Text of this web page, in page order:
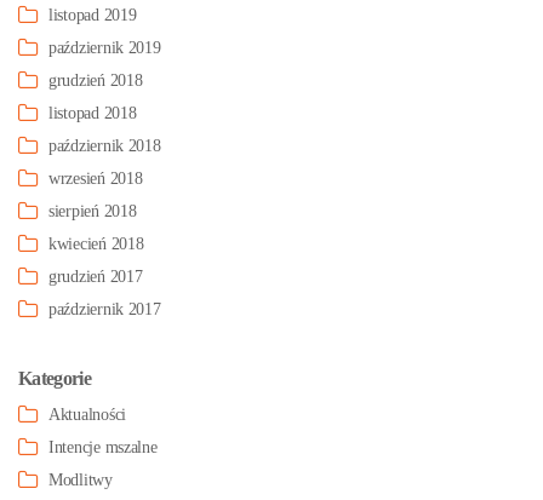
listopad 2019
październik 2019
grudzień 2018
listopad 2018
październik 2018
wrzesień 2018
sierpień 2018
kwiecień 2018
grudzień 2017
październik 2017
Kategorie
Aktualności
Intencje mszalne
Modlitwy